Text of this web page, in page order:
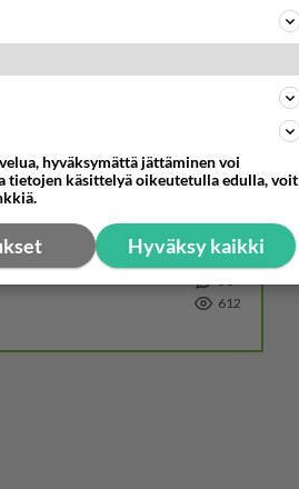
Nainen
465
38
612
hyväksymättä jättäminen voi
tietojen käsittelyä oikeutetulla edulla, voit
Hyväksy kaikki